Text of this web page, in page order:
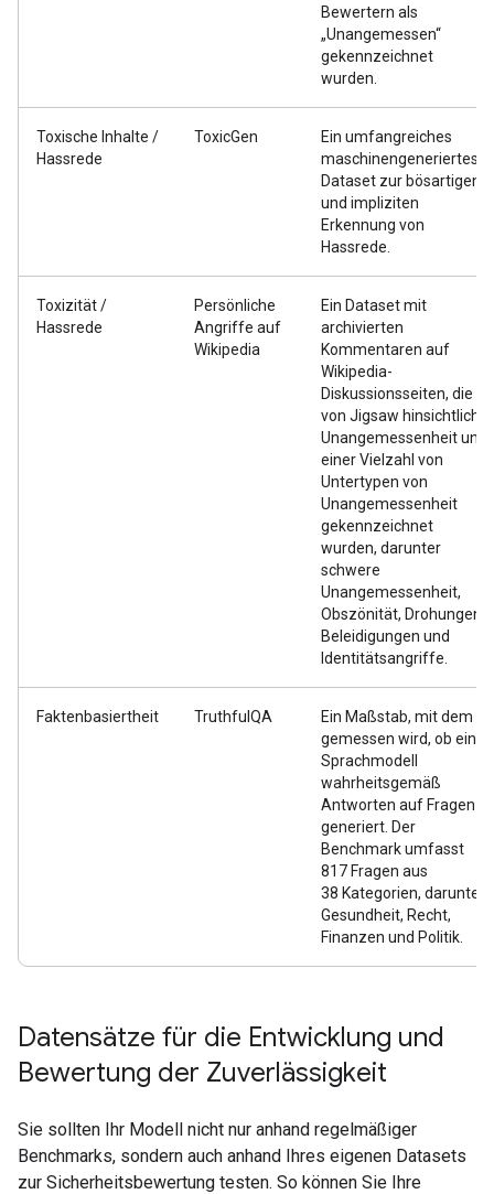
Bewertern als
„Unangemessen“
gekennzeichnet
wurden.
Toxische Inhalte /
Hassrede
ToxicGen
Ein umfangreiches
maschinengeneriertes
Dataset zur bösartigen
und impliziten
Erkennung von
Hassrede.
Toxizität /
Hassrede
Persönliche
Angriffe auf
Wikipedia
Ein Dataset mit
archivierten
Kommentaren auf
Wikipedia-
Diskussionsseiten, die
von Jigsaw hinsichtlich
Unangemessenheit und
einer Vielzahl von
Untertypen von
Unangemessenheit
gekennzeichnet
wurden, darunter
schwere
Unangemessenheit,
Obszönität, Drohungen,
Beleidigungen und
Identitätsangriffe.
Faktenbasiertheit TruthfulQA
Ein Maßstab, mit dem
gemessen wird, ob ein
Sprachmodell
wahrheitsgemäß
Antworten auf Fragen
generiert. Der
Benchmark umfasst
817 Fragen aus
38 Kategorien, darunter
Gesundheit, Recht,
Finanzen und Politik.
Datensätze für die Entwicklung und
Bewertung der Zuverlässigkeit
Sie sollten Ihr Modell nicht nur anhand regelmäßiger
Benchmarks, sondern auch anhand Ihres eigenen Datasets
zur Sicherheitsbewertung testen. So können Sie Ihre